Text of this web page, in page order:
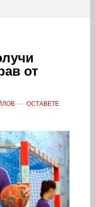
от
ОСТАВЕТЕ